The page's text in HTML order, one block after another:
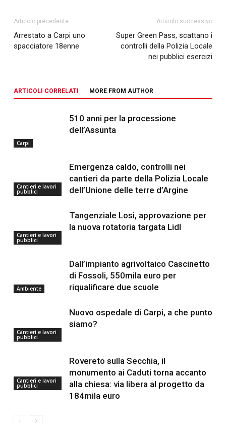
Articolo precedente
Arrestato a Carpi uno
spacciatore 18enne
Articolo successivo
Super Green Pass, scattano i
controlli della Polizia Locale
nei pubblici esercizi
ARTICOLI CORRELATI MORE FROM AUTHOR
Carpi
510 anni per la processione
dell’Assunta
Cantieri e lavori
pubblici
Emergenza caldo, controlli nei
cantieri da parte della Polizia Locale
dell’Unione delle terre d’Argine
Cantieri e lavori
pubblici
Tangenziale Losi, approvazione per
la nuova rotatoria targata Lidl
Ambiente
Dall’impianto agrivoltaico Cascinetto
di Fossoli, 550mila euro per
riqualificare due scuole
Cantieri e lavori
pubblici
Nuovo ospedale di Carpi, a che punto
siamo?
Cantieri e lavori
pubblici
Rovereto sulla Secchia, il
monumento ai Caduti torna accanto
alla chiesa: via libera al progetto da
184mila euro